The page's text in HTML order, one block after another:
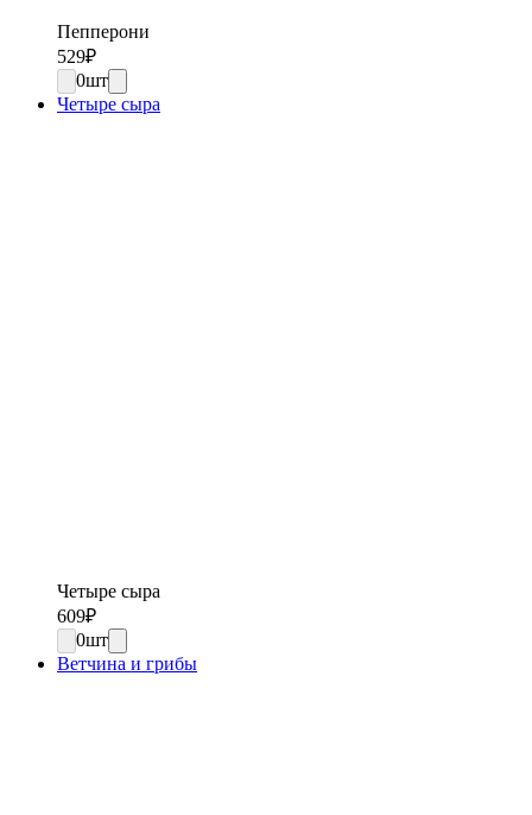
Пепперони
529₽
0шт
Четыре сыра
Четыре сыра
609₽
0шт
Ветчина и грибы